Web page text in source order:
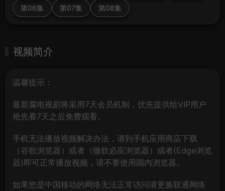
第06集 第07集 第08集
视频简介
温馨提示：
最新腐电视剧将采用7天会员机制，优先提供给VIP用户
抢先看7天之后免费观看。
手机无法播放视频解决办法，请到手机应用商店下载
（谷歌浏览器）或者（微软必应浏览器）或者(Edge浏览
器)即可正常播放视频，请不要使用国内浏览器。
如果您是中国移动的网络无法正常访问请更换联通网络